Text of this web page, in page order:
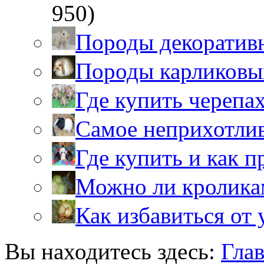
950)
Породы
Породы
Где купить
Самое
Где купить и как
Можно ли
Как избавиться от
Вы находитесь здесь: